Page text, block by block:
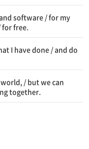
software / for my
free.
I have done / and do
/ but we can
together.